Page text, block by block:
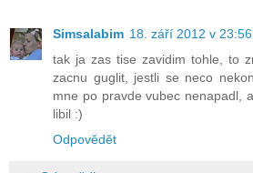
Simsalabim 18. září 2012 v 23:56
tak ja zas tise zavidim tohle, to
zacnu guglit, jestli se neco
mne po pravde vubec nenapadl,
libil :)
Odpovědět